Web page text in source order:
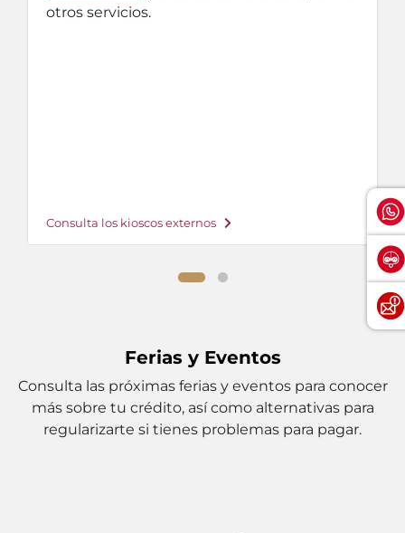
otros servicios.
Consulta los kioscos externos
Ferias y Eventos
Consulta las próximas ferias y eventos para conocer
más sobre tu crédito, así como alternativas para
regularizarte si tienes problemas para pagar.